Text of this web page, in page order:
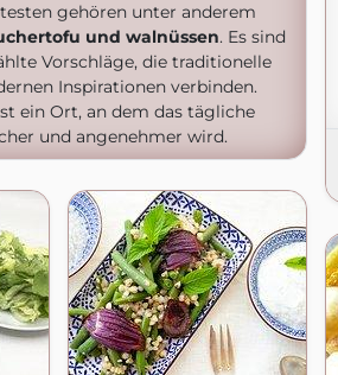
gehören unter anderem
und walnüssen. Es sind
Vorschläge, die traditionelle
Inspirationen verbinden.
ein Ort, an dem das tägliche
und angenehmer wird.